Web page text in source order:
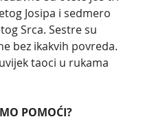
Josipa i sedmero
Srca. Sestre su
bez ikakvih povreda.
taoci u rukama
POMOĆI?